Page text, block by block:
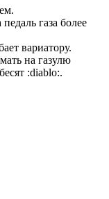
газа более
вариатору.
на газулю
:diablo:.